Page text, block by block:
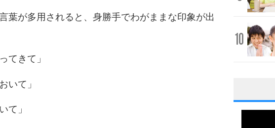
葉が多用されると、身勝手でわがままな印象が出
てきて」
いて」
て」
10
1